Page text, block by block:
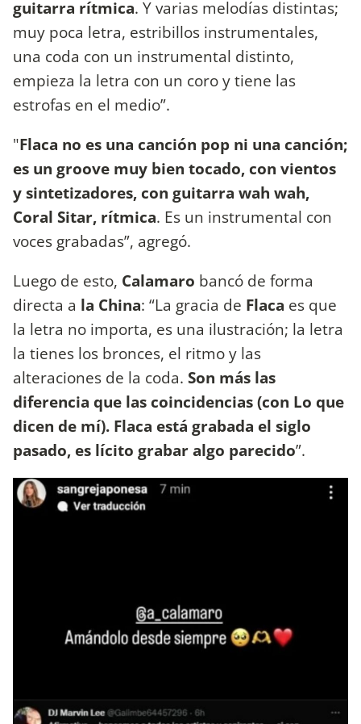
guitarra rítmica. Y varias melodías distintas;
muy poca letra, estribillos instrumentales,
una coda con un instrumental distinto,
empieza la letra con un coro y tiene las
estrofas en el medio”.
"Flaca no es una canción pop ni una canción;
es un groove muy bien tocado, con vientos
y sintetizadores, con guitarra wah wah,
Coral Sitar, rítmica. Es un instrumental con
voces grabadas”, agregó.
Luego de esto, Calamaro bancó de forma
directa a la China: “La gracia de Flaca es que
la letra no importa, es una ilustración; la letra
la tienes los bronces, el ritmo y las
alteraciones de la coda. Son más las
diferencia que las coincidencias (con Lo que
dicen de mí). Flaca está grabada el siglo
pasado, es lícito grabar algo parecido”.